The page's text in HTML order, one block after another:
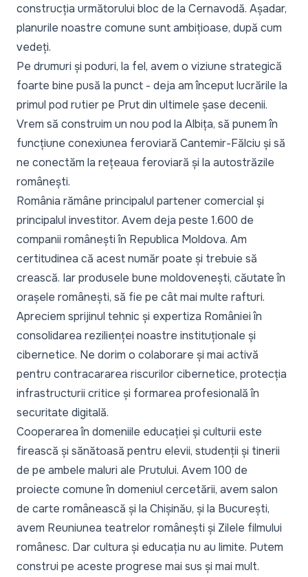
construcția următorului bloc de la Cernavodă. Așadar,
planurile noastre comune sunt ambițioase, după cum
vedeți.
Pe drumuri și poduri, la fel, avem o viziune strategică
foarte bine pusă la punct - deja am început lucrările la
primul pod rutier pe Prut din ultimele șase decenii.
Vrem să construim un nou pod la Albița, să punem în
funcțiune conexiunea feroviară Cantemir-Fălciu și să
ne conectăm la rețeaua feroviară și la autostrăzile
românești.
România rămâne principalul partener comercial și
principalul investitor. Avem deja peste 1.600 de
companii românești în Republica Moldova. Am
certitudinea că acest număr poate și trebuie să
crească. Iar produsele bune moldovenești, căutate în
orașele românești, să fie pe cât mai multe rafturi.
Apreciem sprijinul tehnic și expertiza României în
consolidarea rezilienței noastre instituționale și
cibernetice. Ne dorim o colaborare și mai activă
pentru contracararea riscurilor cibernetice, protecția
infrastructurii critice și formarea profesională în
securitate digitală.
Cooperarea în domeniile educației și culturii este
firească și sănătoasă pentru elevii, studenții și tinerii
de pe ambele maluri ale Prutului. Avem 100 de
proiecte comune în domeniul cercetării, avem salon
de carte românească și la Chișinău, și la București,
avem Reuniunea teatrelor românești și Zilele filmului
românesc. Dar cultura și educația nu au limite. Putem
construi pe aceste progrese mai sus și mai mult.